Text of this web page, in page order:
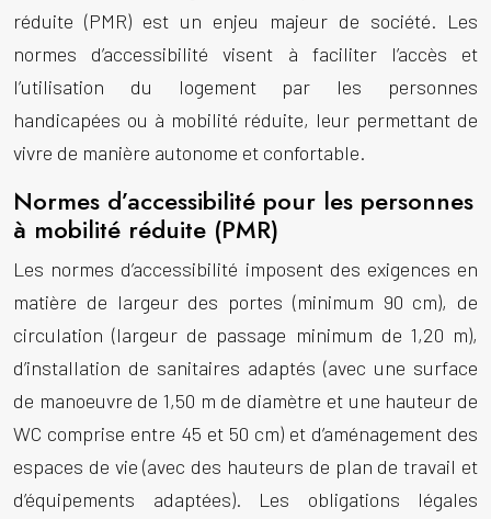
réduite (PMR) est un enjeu majeur de société. Les
normes d’accessibilité visent à faciliter l’accès et
l’utilisation du logement par les personnes
handicapées ou à mobilité réduite, leur permettant de
vivre de manière autonome et confortable.
Normes d’accessibilité pour les personnes
à mobilité réduite (PMR)
Les normes d’accessibilité imposent des exigences en
matière de largeur des portes (minimum 90 cm), de
circulation (largeur de passage minimum de 1,20 m),
d’installation de sanitaires adaptés (avec une surface
de manoeuvre de 1,50 m de diamètre et une hauteur de
WC comprise entre 45 et 50 cm) et d’aménagement des
espaces de vie (avec des hauteurs de plan de travail et
d’équipements adaptées). Les obligations légales